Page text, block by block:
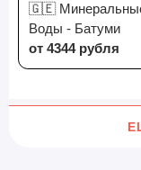
🇬🇪
Воды - Батуми
от 4344 рубля